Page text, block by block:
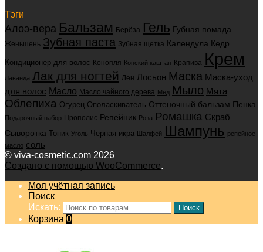
Тэги
Алоэ-вера Бальзам Берёза Гель Губная помада
Женьшень Зубная паста Зубная щетка Календула Кедр
Кондиционер для волос Конопля Конский каштан Крапива Крем
Лаванда Лак для ногтей Лен Лосьон Маска Маска-уход
для волос Масло Масло чайного дерева Мед Мыло Мята
Облепиха Огурец Ополаскиватель Оттеночный бальзам Пенка
Подарочный набор Прополис Репейник Роза Ромашка Скраб
Сыворотка Тоник Уголь Черная икра Шалфей Шампунь репейное
масло соль
© viva-cosmetic.com 2026
Создано с помощью WooCommerce.
Моя учётная запись
Поиск
Искать:
Поиск
Корзина 0